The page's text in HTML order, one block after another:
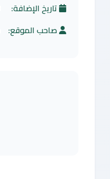
تاريخ الإضافة:
صاحب الموقع: